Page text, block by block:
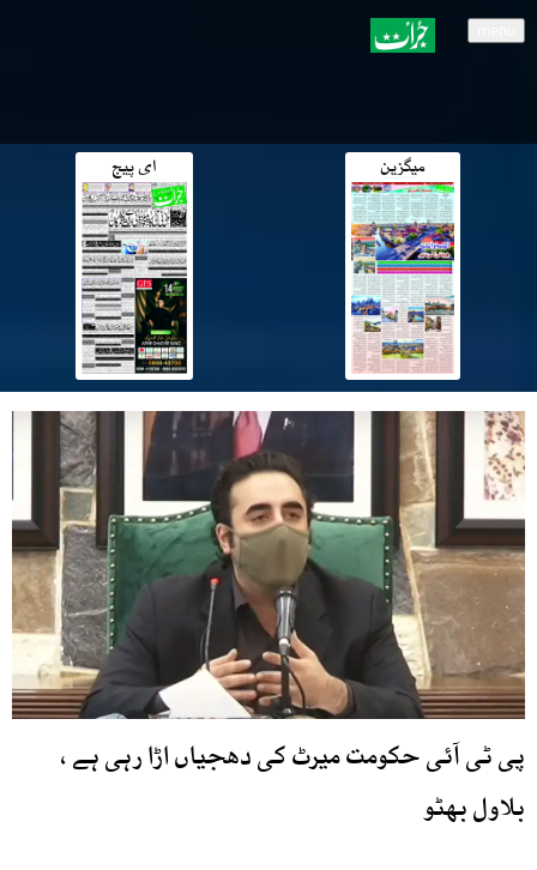
میگزین ای پیج
پی ٹی آئی حکومت میرٹ کی دھجیاں اڑا رہی ہے ،
بلاول بھٹو